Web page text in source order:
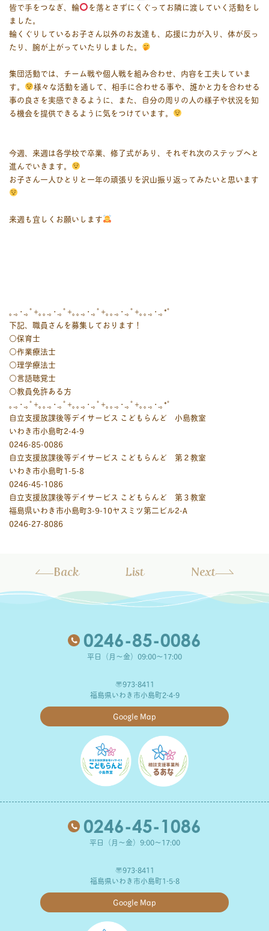
皆で手をつなぎ、輪
を落とさずにくぐってお隣に渡していく活動をし
ました。
輪くぐりしているお子さん以外のお友達も、応援に力が入り、体が反っ
たり、腕が上がっていたりしました。
集団活動では、チーム戦や個人戦を組み合わせ、内容を工夫していま
す。
様々な活動を通して、相手に合わせる事や、誰かと力を合わせる
事の良さを実感できるように、また、自分の周りの人の様子や状況を知
る機会を提供できるように気をつけています。
今週、来週は各学校で卒業、修了式があり、それぞれ次のステップへと
進んでいきます。
お子さん一人ひとりと一年の頑張りを沢山振り返ってみたいと思います
来週も宜しくお願いします
｡.｡･.｡ﾟ+｡｡.｡･.｡ﾟ+｡｡.｡･.｡ﾟ+｡｡.｡･.｡ﾟ+｡｡.｡･.｡*ﾟ
下記、職員さんを募集しております！
○保育士
○作業療法士
○理学療法士
○言語聴覚士
○教員免許ある方
｡.｡･.｡ﾟ+｡｡.｡･.｡ﾟ+｡｡.｡･.｡ﾟ+｡｡.｡･.｡ﾟ+｡｡.｡･.｡*ﾟ
自立支援放課後等デイサービス こどもらんど 小島教室
いわき市小島町2-4-9
0246-85-0086
自立支援放課後等デイサービス こどもらんど 第２教室
いわき市小島町1-5-8
0246-45-1086
自立支援放課後等デイサービス こどもらんど 第３教室
福島県いわき市小島町3-9-10ヤスミツ第二ビル2-A
0246-27-8086
Back List Next
0246-85-0086
平日（月～金）09:00～17:00
〒973-8411
福島県いわき市小島町2-4-9
Google Map
0246-45-1086
平日（月～金）9:00～17:00
〒973-8411
福島県いわき市小島町1-5-8
Google Map